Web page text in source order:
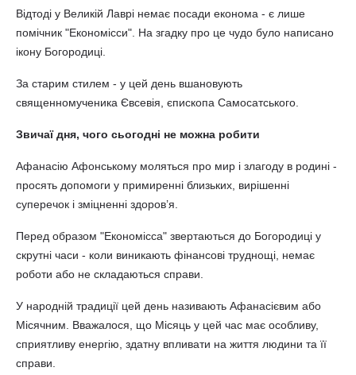
Відтоді у Великій Лаврі немає посади економа - є лише
помічник "Економісси". На згадку про це чудо було написано
ікону Богородиці.
За старим стилем - у цей день вшановують
священномученика Євсевія, єпископа Самосатського.
Звичаї дня, чого сьогодні не можна робити
Афанасію Афонському моляться про мир і злагоду в родині -
просять допомоги у примиренні близьких, вирішенні
суперечок і зміцненні здоров’я.
Перед образом "Економісса" звертаються до Богородиці у
скрутні часи - коли виникають фінансові труднощі, немає
роботи або не складаються справи.
У народній традиції цей день називають Афанасієвим або
Місячним. Вважалося, що Місяць у цей час має особливу,
сприятливу енергію, здатну впливати на життя людини та її
справи.